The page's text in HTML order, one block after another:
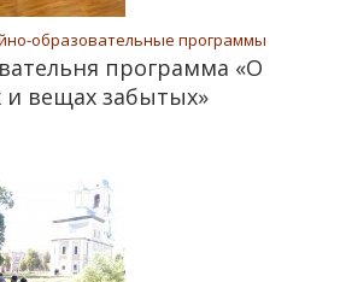
образовательные программы
программа «О
вещах забытых»